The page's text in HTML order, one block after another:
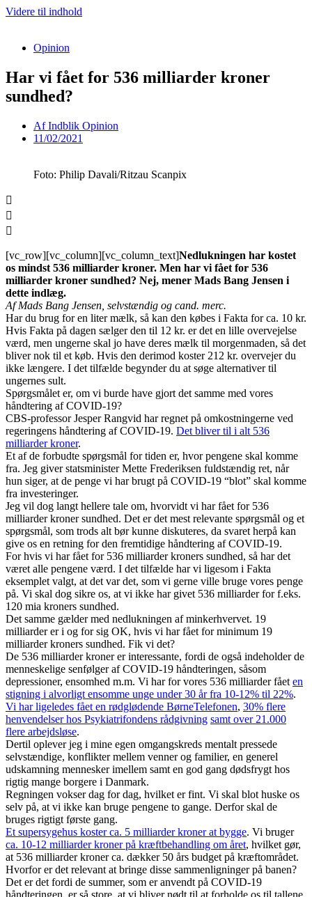
Videre til indhold
Opinion
Har vi fået for 536 milliarder kroner
sundhed?
AfIndblik Opinion
11/02/2021
Foto: Philip Davali/Ritzau Scanpix
[vc_row][vc_column][vc_column_text]Nedlukningen har kostet
os mindst 536 milliarder kroner. Men har vi fået for 536
milliarder kroner sundhed? Nej, mener Mads Bang Jensen i
dette indlæg.
Af Mads Bang Jensen, selvstændig og cand. merc.
Har du brug for en liter mælk, så kan den købes i Fakta for ca. 10 kr.
Hvis Fakta på dagen sælger den til 12 kr. er det en lille overvejelse
værd, men ungerne skal jo have deres mælk til morgenmaden, så det
bliver nok til et køb. Hvis den derimod koster 212 kr. overvejer du
ikke længere. I det tilfælde begynder du at søge alternativer til
ungernes sult.
Spørgsmålet er, om vi burde have gjort det samme med vores
håndtering af COVID-19?
CBS-professor Jesper Rangvid har regnet på omkostningerne ved
regeringens håndtering af COVID-19. Det bliver til i alt 536
milliarder kroner.
Et af de forbudte spørgsmål for tiden er, hvor pengene skal komme
fra. Jeg giver statsminister Mette Frederiksen fuldstændig ret, når
hun siger, at de penge vi har brugt på COVID-19 “blot” skal komme
fra investeringer.
Jeg vil dog langt hellere tale om, hvorvidt vi har fået for 536
milliarder kroner sundhed. Det er det mest relevante spørgsmål og et
spørgsmål, som trods alt bør kunne diskuteres, da svaret herpå kan
give os en retning for den fremtidige håndtering af COVID-19.
For hvis vi har fået for 536 milliarder kroners sundhed, så har det
været alle pengene værd. I det tilfælde har vi ligesom i Fakta
eksemplet valgt, at det var det, som vi gerne ville bruge vores penge
på. Vi skal dog sikre os, at vi ikke har givet 536 milliarder for f.eks.
120 mia kroners sundhed.
Det samme gælder med nedlukningen af minkerhvervet. 19
milliarder er i og for sig OK, hvis vi har fået for minimum 19
milliarder kroners sundhed. Fik vi det?
De 536 milliarder kroner er interessante, fordi de også indeholder de
menneskelige senfølger af COVID-19 håndteringen, såsom
depressioner, ensomhed m.m. Vi har for vores 536 milliarder fået en
stigning i alvorligt ensomme unge under 30 år fra 10-12% til 22%.
Vi har ligeledes fået en rødglødende BørneTelefonen, 30% flere
henvendelser hos Psykiatrifondens rådgivning samt over 21.000
flere arbejdsløse.
Dertil oplever jeg i mine egen omgangskreds mentalt pressede
selvstændige, konflikter mellem venner og familier, en generel
udskamning mennesker imellem samt en god gang dødsfrygt hos
rigtig mange borgere i Danmark.
Regningen vokser dag for dag, hvilket er fint. Vi skal blot huske os
selv på, at vi ikke kan bruge pengene to gange. Derfor skal de
bruges rigtigt første gang.
Et supersygehus koster ca. 5 milliarder kroner at bygge. Vi bruger
ca. 10-12 milliarder kroner på kræftbehandling om året, hvilket gør,
at 536 milliarder kroner ca. dækker 50 års budget på kræftområdet.
Hvorfor er det relevant at bringe disse sammenligninger på banen?
Det er det fordi de summer, som er anvendt på COVID-19
håndteringen, er så store, at vi bliver nødt til at forholde os til tallene